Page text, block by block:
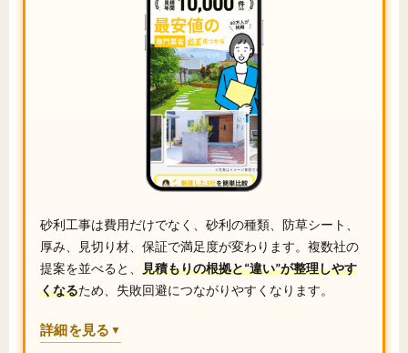
砂利工事は費用だけでなく、砂利の種類、防草シート、
厚み、見切り材、保証で満足度が変わります。複数社の
提案を並べると、 見積もりの根拠と“違い”が整理しやす
くなるため、失敗回避につながりやすくなります。
詳細を見る ▼